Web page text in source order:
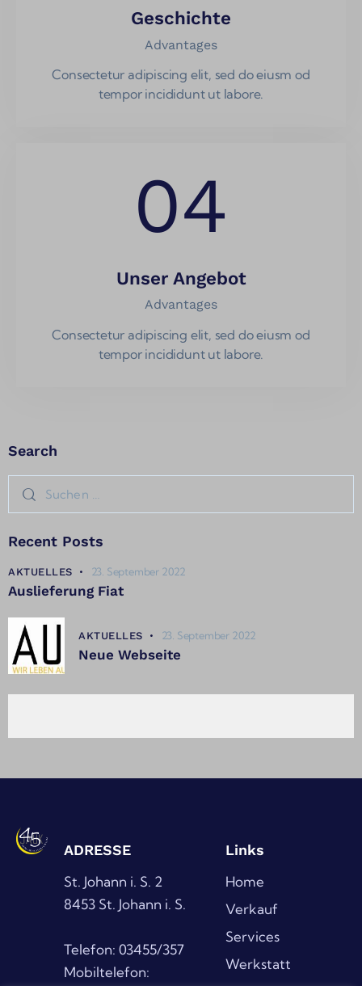
Geschichte
Advantages
Consectetur adipiscing elit, sed do eiusm od
tempor incididunt ut labore.
04
Unser Angebot
Advantages
Consectetur adipiscing elit, sed do eiusm od
tempor incididunt ut labore.
Search
Recent Posts
AKTUELLES 23. September 2022
Auslieferung Fiat
AKTUELLES 23. September 2022
Neue Webseite
ADRESSE
St. Johann i. S. 2
8453 St. Johann i. S.
Telefon: 03455/357
Mobiltelefon:
Links
Home
Verkauf
Services
Werkstatt